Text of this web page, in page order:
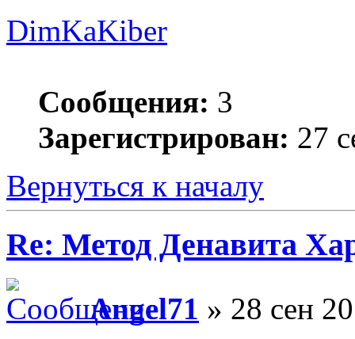
DimKaKiber
Сообщения: 3
Зарегистрирован: 27
Вернуться к началу
Re: Метод Денавита
Angel71 » 28 сен